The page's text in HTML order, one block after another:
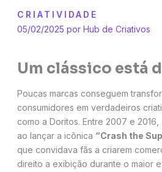
CRIATIVIDADE
05/02/2025 por Hub de Criativos
Um clássico está
Poucas marcas conseguem
consumidores em verdadeiros
como a Doritos. Entre 2007 e
ao lançar a icônica “Crash the
que convidava fãs a criarem
direito a exibição durante o maior